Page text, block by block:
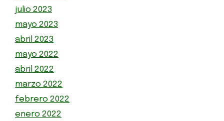
julio 2023
mayo 2023
abril 2023
mayo 2022
abril 2022
marzo 2022
febrero 2022
enero 2022